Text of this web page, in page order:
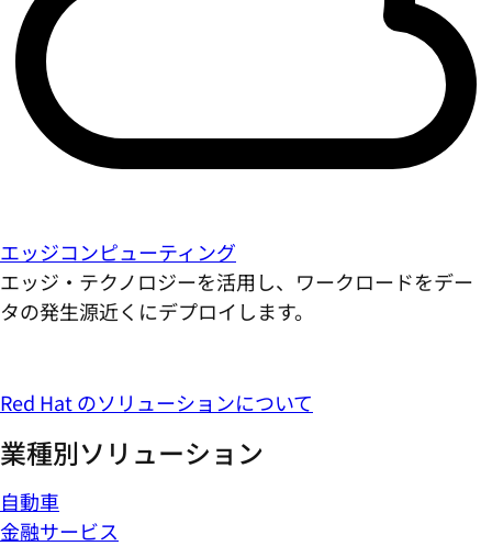
エッジコンピューティング
エッジ・テクノロジーを活用し、ワークロードをデー
タの発生源近くにデプロイします。
Red Hat のソリューションについて
業種別ソリューション
自動車
金融サービス